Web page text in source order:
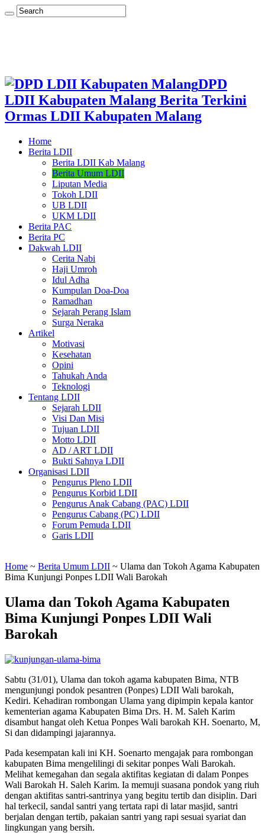
DPD
LDII Kabupaten Malang Berita Terkini
Ormas LDII Kabupaten Malang
Home
Berita LDII
Berita LDII Kab Malang
Berita Umum LDII
Liputan Media
Tokoh LDII
UB LDII
UKM LDII
Berita PAC
Berita PC
Dakwah LDII
Cerita Nabi
Haji Umroh
Idul Adha
Kumpulan Doa-Doa
Ramadhan
Sejarah Perang Islam
Surga Neraka
Artikel
Motivasi
Kesehatan
Opini
Tahukah Anda
Teknologi
Tentang LDII
Sejarah LDII
Visi Dan Misi
Tujuan LDII
Motto LDII
AD / ART LDII
Bukti Sahnya LDII
Organisasi LDII
Pengurus Pleno LDII
Pengurus Korbid LDII
Pengurus Anak Cabang (PAC) LDII
Pengurus Cabang (PC) LDII
Forum Pemuda LDII
Garis LDII
Home ~ Berita Umum LDII ~ Ulama dan Tokoh Agama Kabupaten
Bima Kunjungi Ponpes LDII Wali Barokah
Ulama dan Tokoh Agama Kabupaten
Bima Kunjungi Ponpes LDII Wali
Barokah
Sabtu (31/01), Ulama dan tokoh agama kabupaten Bima, NTB
mengunjungi pondok pesantren (Ponpes) LDII Wali barokah,
Kediri. Kehadiran rombongan Ulama yang dipimpin kepala kantor
kementerian agama Kabupaten Bima Drs. H. M. Saleh Karim
disambut hangat oleh Ketua Ponpes Wali barokah KH. Soenarto, M,
Si dan didampingi jajarannya.
Pada kesempatan kali ini KH. Soenarto mengajak para rombongan
kabupaten Bima mengelilingi di sekitar ponpes Wali Barokah.
Melihat kemegahan dan segala aktifitas kegiatan di dalam Ponpes
Wali Barokah H. Saleh Karim. Ia memuji suasana pondok yang riuh
dengan aktifitas santri-santrinya yang begitu tertib dan disiplin. Dari
hal terkecil, sandal santri yang tertata rapi di latar masjid, santri
berjalan dengan tertib, pakaian santri yang rapi sesuai syariat dan
lingkungan yang bersih.